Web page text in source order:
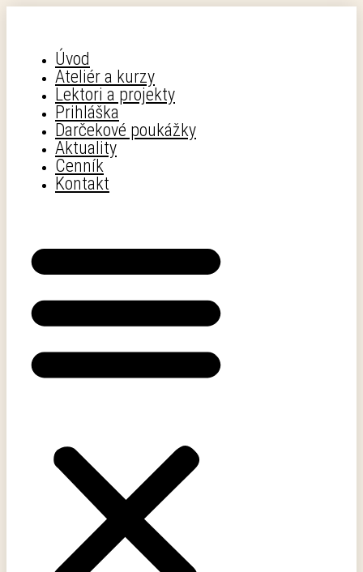
Úvod
Ateliér a kurzy
Lektori a projekty
Prihláška
Darčekové poukážky
Aktuality
Cenník
Kontakt